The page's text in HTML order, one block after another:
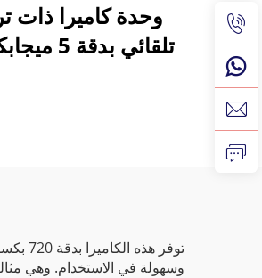
وحدة كاميرا ذات
تلقائي
وسهولة في الاستخدام. وهي